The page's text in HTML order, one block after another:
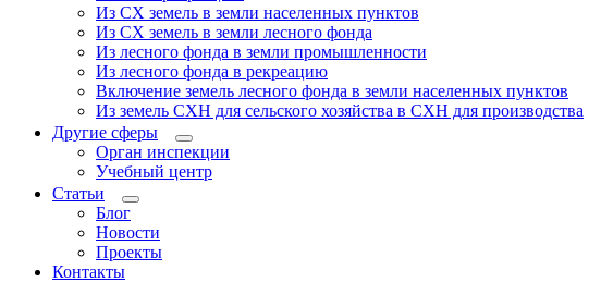
Из СХ земель в земли населенных пунктов
Из СХ земель в земли лесного фонда
Из лесного фонда в земли промышленности
Из лесного фонда в рекреацию
Включение земель лесного фонда в земли населенных пунктов
Из земель СХН для сельского хозяйства в СХН для производства
Другие сферы
Орган инспекции
Учебный центр
Статьи
Блог
Новости
Проекты
Контакты